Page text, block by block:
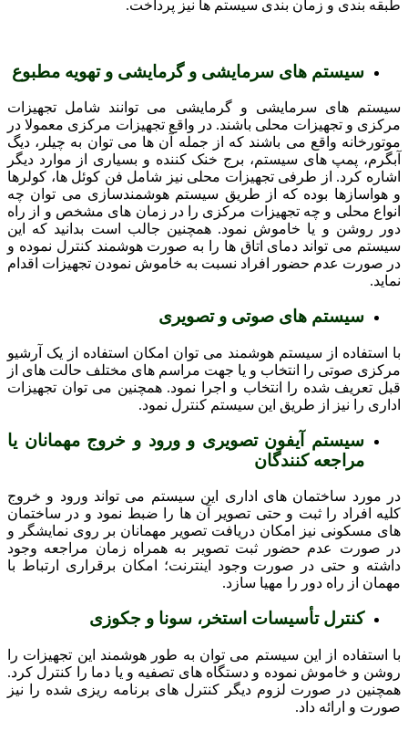
طبقه بندی و زمان بندی سیستم ها نیز پرداخت.
سیستم های سرمایشی و گرمایشی و تهویه مطبوع
سیستم های سرمایشی و گرمایشی می توانند شامل تجهیزات
مرکزی و تجهیزات محلی باشند. در واقع تجهیزات مرکزی معمولا در
موتورخانه واقع می باشند که از جمله آن ها می توان به چیلر، دیگ
آبگرم، پمپ های سیستم، برج خنک کننده و بسیاری از موارد دیگر
اشاره کرد. از طرفی تجهیزات محلی نیز شامل فن کوئل ها، کولرها
و هواسازها بوده که از طریق سیستم هوشمندسازی می توان چه
انواع محلی و چه تجهیزات مرکزی را در زمان های مشخص و از راه
دور روشن و یا خاموش نمود. همچنین جالب است بدانید که این
سیستم می تواند دمای اتاق ها را به صورت هوشمند کنترل نموده و
در صورت عدم حضور افراد نسبت به خاموش نمودن تجهیزات اقدام
نماید.
سیستم های صوتی و تصویری
با استفاده از سیستم هوشمند می توان امکان استفاده از یک آرشیو
مرکزی صوتی را انتخاب و یا جهت مراسم های مختلف حالت های از
قبل تعریف شده را انتخاب و اجرا نمود. همچنین می توان تجهیزات
اداری را نیز از طریق این سیستم کنترل نمود.
سیستم آیفون تصویری و ورود و خروج مهمانان یا
مراجعه کنندگان
در مورد ساختمان های اداری این سیستم می تواند ورود و خروج
کلیه افراد را ثبت و حتی تصویر آن ها را ضبط نمود و در ساختمان
های مسکونی نیز امکان دریافت تصویر مهمانان بر روی نمایشگر و
در صورت عدم حضور ثبت تصویر به همراه زمان مراجعه وجود
داشته و حتی در صورت وجود اینترنت؛ امکان برقراری ارتباط با
مهمان از راه دور را مهیا سازد.
کنترل تأسیسات استخر، سونا و جکوزی
با استفاده از این سیستم می توان به طور هوشمند این تجهیزات را
روشن و خاموش نموده و دستگاه های تصفیه و یا دما را کنترل کرد.
همچنین در صورت لزوم دیگر کنترل های برنامه ریزی شده را نیز
صورت و ارائه داد.